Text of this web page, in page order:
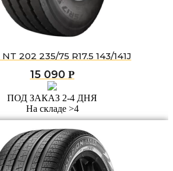
202 235/75 R17.5 143/141J
15 090 Р
ПОД ЗАКАЗ 2-4 ДНЯ
На складе >4